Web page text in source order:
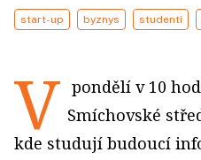
start-up byznys studenti
V pondělí v 10
Smíchovské
kde studují budoucí